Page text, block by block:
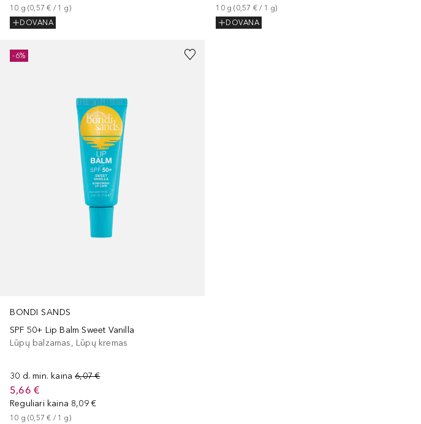
10 g (0,57 € / 1 g)
DOVANA
10 g (0,57 € / 1 g)
DOVANA
BONDI SANDS
SPF 50+ Lip Balm Sweet Vanilla
Lūpų balzamas, Lūpų kremas
30 d. min. kaina 6,07 €
5,66 €
Reguliari kaina 8,09 €
10 g (0,57 € / 1 g)
-6%